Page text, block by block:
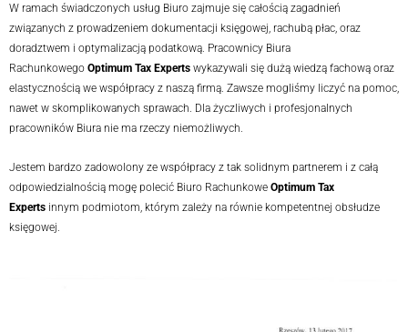
W ramach świadczonych usług Biuro zajmuje się całością zagadnień
związanych z prowadzeniem dokumentacji księgowej, rachubą płac, oraz
doradztwem i optymalizacją podatkową. Pracownicy Biura
Rachunkowego Optimum Tax Experts wykazywali się dużą wiedzą fachową oraz
elastycznością we współpracy z naszą firmą. Zawsze mogliśmy liczyć na pomoc,
nawet w skomplikowanych sprawach. Dla życzliwych i profesjonalnych
pracowników Biura nie ma rzeczy niemożliwych.
Jestem bardzo zadowolony ze współpracy z tak solidnym partnerem i z całą
odpowiedzialnością mogę polecić Biuro Rachunkowe Optimum Tax
Experts innym podmiotom, którym zależy na równie kompetentnej obsłudze
księgowej.